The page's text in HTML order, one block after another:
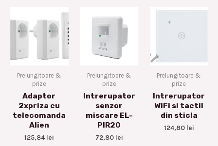
Prelungitoare &
prize
Adaptor
2xpriza cu
telecomanda
Alien
125,84 lei
Prelungitoare &
prize
Intrerupator
senzor
miscare EL-
PIR20
72,80 lei
Prelungitoare &
prize
Intrerupator
WiFi si tactil
din sticla
124,80 lei